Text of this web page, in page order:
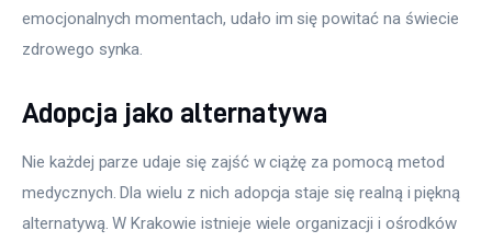
emocjonalnych momentach, udało im się powitać na świecie
zdrowego synka.
Adopcja jako alternatywa
Nie każdej parze udaje się zajść w ciążę za pomocą metod
medycznych. Dla wielu z nich adopcja staje się realną i piękną
alternatywą. W Krakowie istnieje wiele organizacji i ośrodków